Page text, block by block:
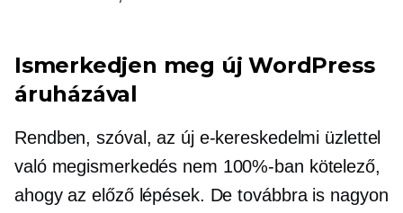
Ismerkedjen meg új WordPress
áruházával
Rendben, szóval, az új e-kereskedelmi üzlettel
való megismerkedés nem 100%-ban kötelező,
ahogy az előző lépések. De továbbra is nagyon